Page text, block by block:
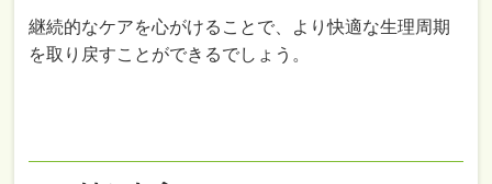
継続的なケアを心がけることで、より快適な生理周期
を取り戻すことができるでしょう。